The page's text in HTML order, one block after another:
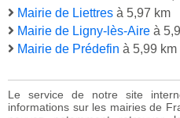
Mairie de Liettres à 5,97 km
Mairie de Ligny-lès-Aire à
Mairie de Prédefin à 5,99 km
Le service de notre site
informations sur les mairies de